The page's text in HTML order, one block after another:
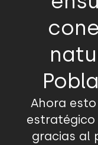
Ahora
estratégico
gracias al